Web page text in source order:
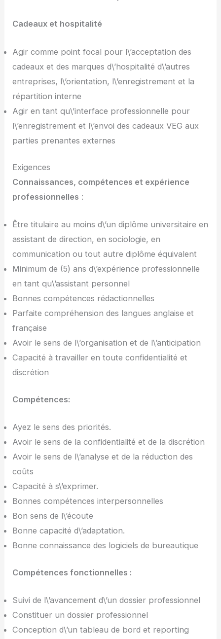
Cadeaux et hospitalité
Agir comme point focal pour l\’acceptation des
cadeaux et des marques d\’hospitalité d\’autres
entreprises, l\’orientation, l\’enregistrement et la
répartition interne
Agir en tant qu\’interface professionnelle pour
l\’enregistrement et l\’envoi des cadeaux VEG aux
parties prenantes externes
Exigences
Connaissances, compétences et expérience
professionnelles :
Être titulaire au moins d\’un diplôme universitaire en
assistant de direction, en sociologie, en
communication ou tout autre diplôme équivalent
Minimum de (5) ans d\’expérience professionnelle
en tant qu\’assistant personnel
Bonnes compétences rédactionnelles
Parfaite compréhension des langues anglaise et
française
Avoir le sens de l\’organisation et de l\’anticipation
Capacité à travailler en toute confidentialité et
discrétion
Compétences:
Ayez le sens des priorités.
Avoir le sens de la confidentialité et de la discrétion
Avoir le sens de l\’analyse et de la réduction des
coûts
Capacité à s\’exprimer.
Bonnes compétences interpersonnelles
Bon sens de l\’écoute
Bonne capacité d\’adaptation.
Bonne connaissance des logiciels de bureautique
Compétences fonctionnelles :
Suivi de l\’avancement d\’un dossier professionnel
Constituer un dossier professionnel
Conception d\’un tableau de bord et reporting